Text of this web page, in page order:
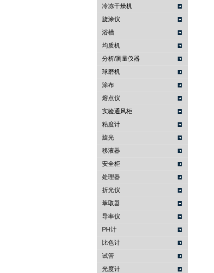
冷冻干燥机
旋涂仪
浴槽
均质机
分析/测量仪器
球磨机
涂布
熔点仪
实验通风柜
粘度计
旋光
移液器
安全柜
处理器
折光仪
萃取器
导率仪
PH计
比色计
试管
光度计